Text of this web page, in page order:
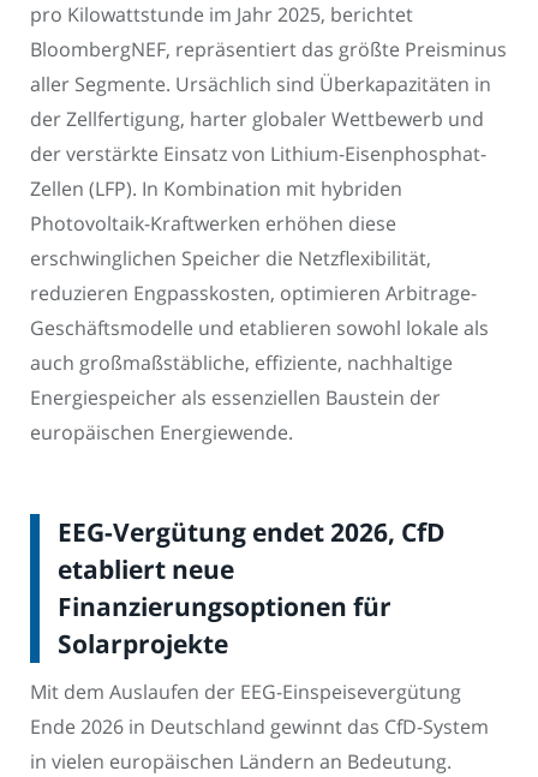
pro Kilowattstunde im Jahr 2025, berichtet
BloombergNEF, repräsentiert das größte Preisminus
aller Segmente. Ursächlich sind Überkapazitäten in
der Zellfertigung, harter globaler Wettbewerb und
der verstärkte Einsatz von Lithium-Eisenphosphat-
Zellen (LFP). In Kombination mit hybriden
Photovoltaik-Kraftwerken erhöhen diese
erschwinglichen Speicher die Netzflexibilität,
reduzieren Engpasskosten, optimieren Arbitrage-
Geschäftsmodelle und etablieren sowohl lokale als
auch großmaßstäbliche, effiziente, nachhaltige
Energiespeicher als essenziellen Baustein der
europäischen Energiewende.
EEG-Vergütung endet 2026, CfD
etabliert neue
Finanzierungsoptionen für
Solarprojekte
Mit dem Auslaufen der EEG-Einspeisevergütung
Ende 2026 in Deutschland gewinnt das CfD-System
in vielen europäischen Ländern an Bedeutung.